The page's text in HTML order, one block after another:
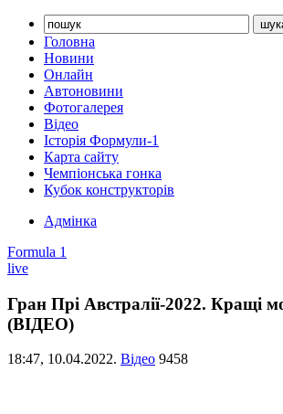
Головна
Новини
Онлайн
Автоновини
Фотогалерея
Відео
Історія Формули-1
Карта сайту
Чемпіонська гонка
Кубок конструкторів
Адмінка
Formula 1
live
Гран Прі Австралії-2022. Кращі
(ВІДЕО)
18:47, 10.04.2022. Відео 9458